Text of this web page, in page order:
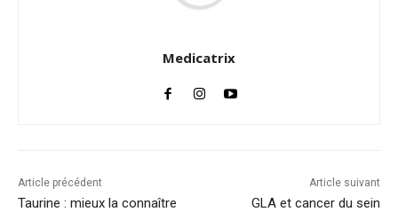
Medicatrix
Article précédent
Taurine : mieux la connaître
Article suivant
GLA et cancer du sein